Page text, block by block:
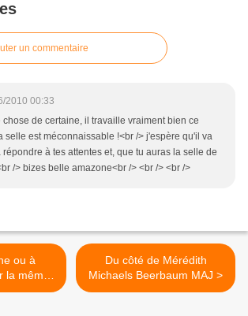
un commentaire
2010 00:33
chose de certaine, il travaille vraiment bien ce
selle est méconnaissable !<br /> j'espère qu'il va
répondre à tes attentes et, que tu auras la selle de
/> bizes belle amazone<br /> <br /> <br />
même
Du côté de Mérédith
Michaels Beerbaum MAJ >